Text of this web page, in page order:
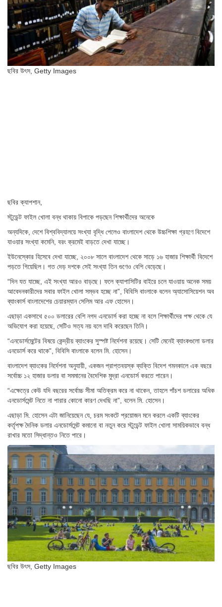
ছবির উৎস, Getty Images
ছবির ক্যাপশান,
স্টুডেন্ট ফাইল খোলা বন্ধ থাকায় বিপাকে পড়ছেন শিক্ষার্থীদের অনেকে
অন্যদিকে, দেশে বিশ্ববিদ্যালয়ে সংখ্যা বৃদ্ধি পেলেও বাংলাদেশ থেকে উচ্চশিক্ষা গ্রহণে বিদেশে
যাওয়ার সংখ্যা কমেনি, বরং ক্রমেই বাড়তে দেখা যাচ্ছে।
ইউনেস্কোর হিসেবে দেখা যাচ্ছে, ২০০৮ সালে বাংলাদেশ থেকে সাড়ে ১৬ হাজার শিক্ষার্থী বিদেশে
পড়তে গিয়েছিল। গত দেড় দশকে সেই সংখ্যা তিন গুণেও বেশি বেড়েছে।
“দিন যত যাচ্ছে, এই সংখ্যা আরও বাড়ছে। ফলে ক্যাপাসিটির বাইরে চলে যাওয়ায় অনেক সময়
আবেদনকারীদের সবার ফাইল খোলা সম্ভব হচ্ছে না”, বিবিসি বাংলাকে বলেন অ্যাসোসিয়েশন অব
ব্যাংকার্স বাংলাদেশের চেয়ারম্যান সেলিম আর এফ হোসেন।
এছাড়া একসাথে ৫০০ ডলারের বেশি নগদ এনডোর্স করা হচ্ছে না বলে শিক্ষার্থীদের পক্ষ থেকে যে
অভিযোগ করা হয়েছে, সেটিও সত্য নয় বলে দাবি করেছেন তিনি।
“এনডোর্সমেন্টের বিষয়ে কেন্দ্রীয় ব্যাংকের সুস্পষ্ট নির্দেশনা রয়েছে। সেটি মেনেই ব্যাংকগুলো ডলার
এনডোর্স করে থাকে”, বিবিসি বাংলাকে বলেন মি. হোসেন।
বাংলাদেশ ব্যাংকের নির্দেশনা অনুযায়ী, একজন প্রাপ্তবয়স্ক ব্যক্তি বিদেশ গমনকালে এক বছরে
সর্বোচ্চ ১২ হাজার ডলার বা সমমানের বৈদেশিক মুদ্রা এনডোর্স করতে পারেন।
“এক্ষেত্রে কেউ যদি বছরের সর্বোচ্চ সীমা অতিক্রম করে না থাকেন, তাহলে পাঁচশ ডলারের অধিক
এনডোর্সমেন্ট নিতে না পারার কোনো কারণ দেখছি না”, বলেন মি. হোসেন।
এছাড়া মি. হোসেন এটা জানিয়েছেন যে, চরম সংকটে প্রয়োজন মনে করলে একটি ব্যাংকের
কর্তৃপক্ষ দৈনিক ডলার এনডোর্সমেন্ট কমানো বা নতুন করে স্টুডেন্ট ফাইল খোলা সাময়িকভাবে বন্ধ
রাখার মতো সিদ্ধান্তও নিতে পারে।
ছবির উৎস, Getty Images